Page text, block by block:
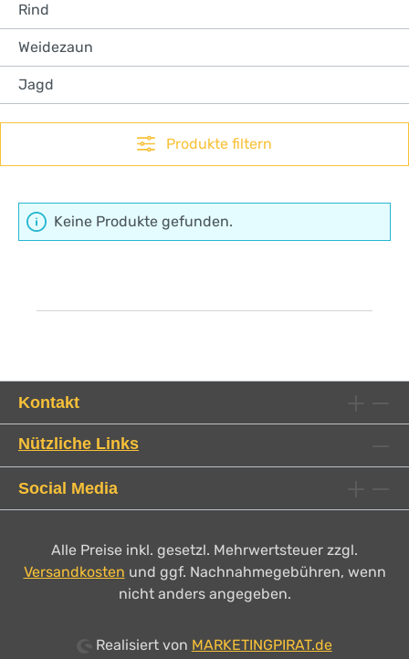
Rind
Weidezaun
Jagd
Produkte filtern
Keine Produkte gefunden.
Kontakt
Nützliche Links
Social Media
Alle Preise inkl. gesetzl. Mehrwertsteuer zzgl.
Versandkosten und ggf. Nachnahmegebühren, wenn
nicht anders angegeben.
Realisiert von MARKETINGPIRAT.de